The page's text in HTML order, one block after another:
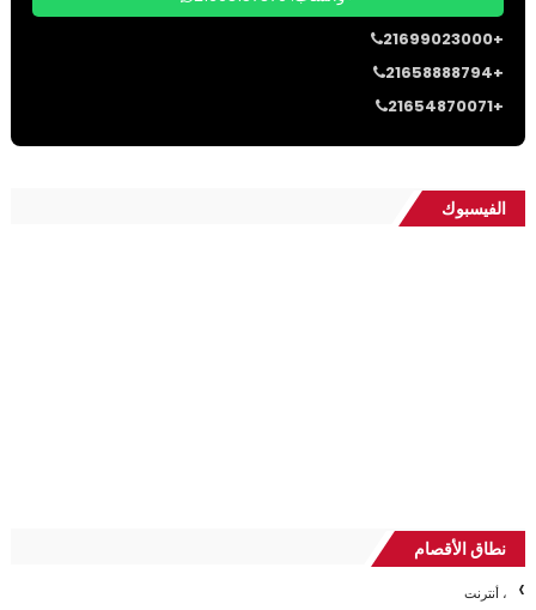
21699023000+
21658888794+
21654870071+
الفيسبوك
نطاق الأقصام
، أنترنت